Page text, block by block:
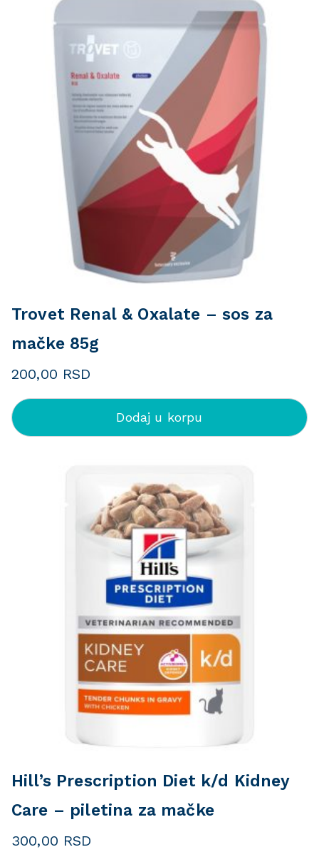
Trovet Renal & Oxalate – sos za
mačke 85g
200,00 RSD
Dodaj u korpu
Hill’s Prescription Diet k/d Kidney
Care – piletina za mačke
300,00 RSD